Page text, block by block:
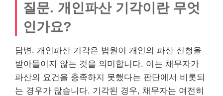
질문. 개인파산 기각이란 무엇
인가요?
답변. 개인파산 기각은 법원이 개인의 파산 신청을
받아들이지 않는 것을 의미합니다. 이는 채무자가
파산의 요건을 충족하지 못했다는 판단에서 비롯되
는 경우가 많습니다. 기각된 경우, 채무자는 여전히